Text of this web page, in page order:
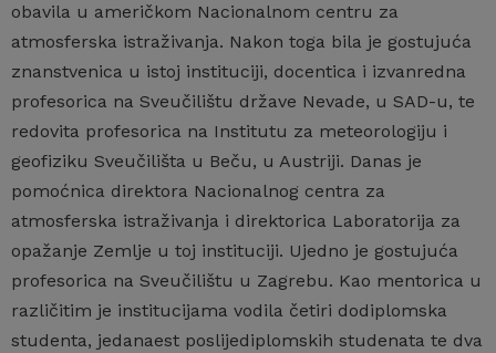
obavila u američkom Nacionalnom centru za
atmosferska istraživanja. Nakon toga bila je gostujuća
znanstvenica u istoj instituciji, docentica i izvanredna
profesorica na Sveučilištu države Nevade, u SAD-u, te
redovita profesorica na Institutu za meteorologiju i
geofiziku Sveučilišta u Beču, u Austriji. Danas je
pomoćnica direktora Nacionalnog centra za
atmosferska istraživanja i direktorica Laboratorija za
opažanje Zemlje u toj instituciji. Ujedno je gostujuća
profesorica na Sveučilištu u Zagrebu. Kao mentorica u
različitim je institucijama vodila četiri dodiplomska
studenta, jedanaest poslijediplomskih studenata te dva